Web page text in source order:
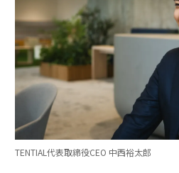
TENTIAL代表取締役CEO 中西裕太郎